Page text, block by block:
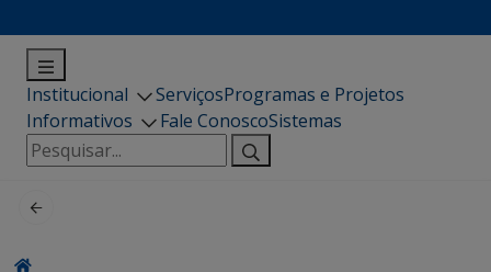
Institucional ServiçosProgramas e Projetos
Informativos
Fale ConoscoSistemas
Pesquisar
por: